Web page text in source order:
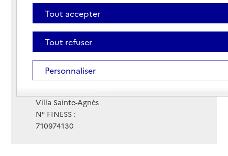
1 rue de Francois Bonnardel
71460 - Bonnay-Saint-Ythaire
Voir itinéraire
Téléphone :
Contact
Contact
Site Internet
Site internet
Villa Sainte-Agnès
N° FINESS :
710974130
Tout accepter
Tout refuser
Personnaliser